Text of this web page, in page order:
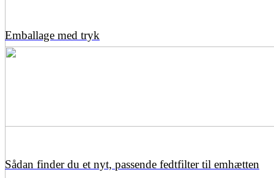
Emballage med tryk
Sådan finder du et nyt, passende fedtfilter til emhætten